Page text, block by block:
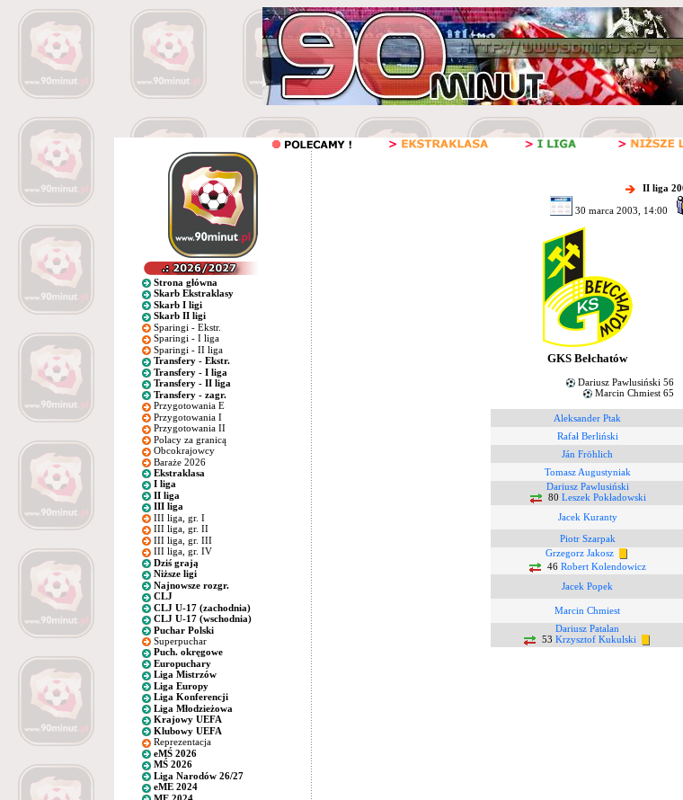
Strona główna
Skarb Ekstraklasy
Skarb I ligi
Skarb II ligi
Sparingi - Ekstr.
Sparingi - I liga
Sparingi - II liga
Transfery - Ekstr.
Transfery - I liga
Transfery - II liga
Transfery - zagr.
Przygotowania E
Przygotowania I
Przygotowania II
Polacy za granicą
Obcokrajowcy
Baraże 2026
Ekstraklasa
I liga
II liga
III liga
III liga, gr. I
III liga, gr. II
III liga, gr. III
III liga, gr. IV
Dziś grają
Niższe ligi
Najnowsze rozgr.
CLJ
CLJ U-17 (zachodnia)
CLJ U-17 (wschodnia)
Puchar Polski
Superpuchar
Puch. okręgowe
Europuchary
Liga Mistrzów
Liga Europy
Liga Konferencji
Liga Młodzieżowa
Krajowy UEFA
Klubowy UEFA
Reprezentacja
eMŚ 2026
MŚ 2026
Liga Narodów 26/27
eME 2024
ME 2024
II liga
30 marca 2003, 14:00
GKS Bełchatów
Dariusz Pawlusiński 56
Marcin Chmiest 65
Aleksander Ptak
Rafał Berliński
Ján Fröhlich
Tomasz Augustyniak
Dariusz Pawlusiński
80 Leszek Pokładowski
Jacek Kuranty
Piotr Szarpak
Grzegorz Jakosz
46 Robert Kolendowicz
Jacek Popek
Marcin Chmiest
Dariusz Patalan
53 Krzysztof Kukulski